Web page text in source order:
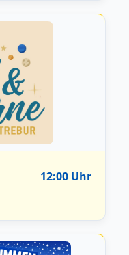
12:00 Uhr